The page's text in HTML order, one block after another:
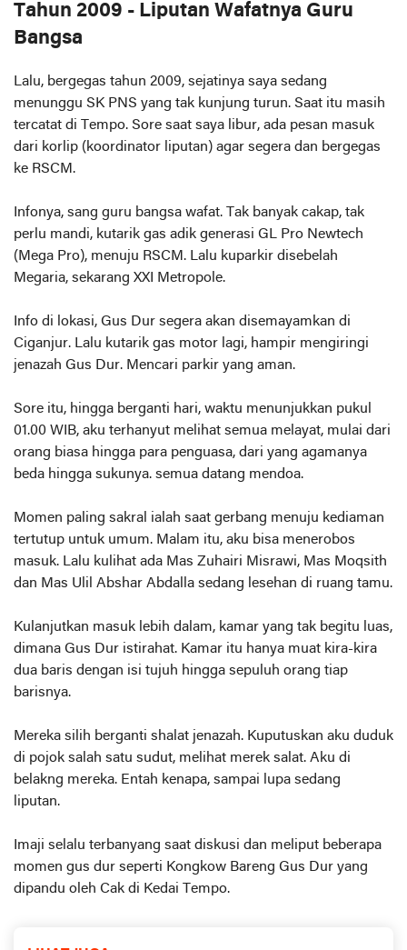
Tahun 2009 - Liputan Wafatnya Guru
Bangsa
Lalu, bergegas tahun 2009, sejatinya saya sedang
menunggu SK PNS yang tak kunjung turun. Saat itu masih
tercatat di Tempo. Sore saat saya libur, ada pesan masuk
dari korlip (koordinator liputan) agar segera dan bergegas
ke RSCM.
Infonya, sang guru bangsa wafat. Tak banyak cakap, tak
perlu mandi, kutarik gas adik generasi GL Pro Newtech
(Mega Pro), menuju RSCM. Lalu kuparkir disebelah
Megaria, sekarang XXI Metropole.
Info di lokasi, Gus Dur segera akan disemayamkan di
Ciganjur. Lalu kutarik gas motor lagi, hampir mengiringi
jenazah Gus Dur. Mencari parkir yang aman.
Sore itu, hingga berganti hari, waktu menunjukkan pukul
01.00 WIB, aku terhanyut melihat semua melayat, mulai dari
orang biasa hingga para penguasa, dari yang agamanya
beda hingga sukunya. semua datang mendoa.
Momen paling sakral ialah saat gerbang menuju kediaman
tertutup untuk umum. Malam itu, aku bisa menerobos
masuk. Lalu kulihat ada Mas Zuhairi Misrawi, Mas Moqsith
dan Mas Ulil Abshar Abdalla sedang lesehan di ruang tamu.
Kulanjutkan masuk lebih dalam, kamar yang tak begitu luas,
dimana Gus Dur istirahat. Kamar itu hanya muat kira-kira
dua baris dengan isi tujuh hingga sepuluh orang tiap
barisnya.
Mereka silih berganti shalat jenazah. Kuputuskan aku duduk
di pojok salah satu sudut, melihat merek salat. Aku di
belakng mereka. Entah kenapa, sampai lupa sedang
liputan.
Imaji selalu terbanyang saat diskusi dan meliput beberapa
momen gus dur seperti Kongkow Bareng Gus Dur yang
dipandu oleh Cak di Kedai Tempo.